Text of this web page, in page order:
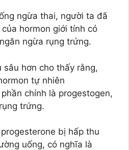
ngừa thai, người ta đã
hormon giới tính có
ngừa rụng trứng.
sâu hơn cho thấy rằng,
tự nhiên
chính là progestogen,
trứng.
bị hấp thu
uống, có nghĩa là